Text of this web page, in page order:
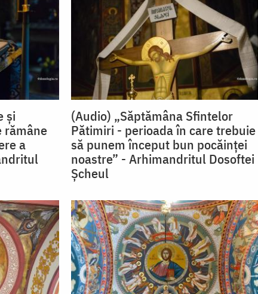
și
rămâne
a
(Audio) „Săptămâna Sfintelor
Pătimiri - perioada în care trebuie
să punem început bun pocăinţei
noastre” - Arhimandritul Dosoftei
Şcheul